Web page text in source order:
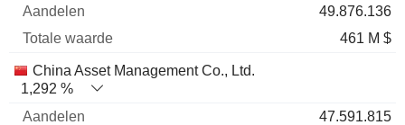
49.876.136
461 M $
China Asset Management Co., Ltd.
1,292 %
47.591.815